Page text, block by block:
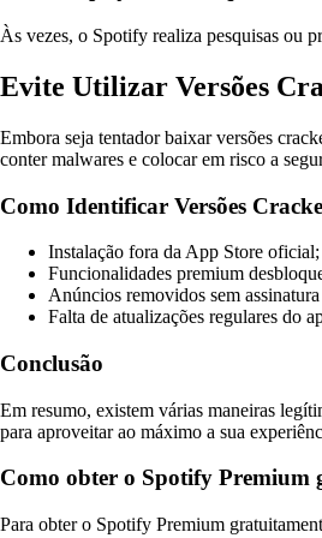
Às vezes, o Spotify realiza pesquisas ou
Evite Utilizar Versões
Embora seja tentador baixar versões
conter malwares e colocar em risco a
Como Identificar Versões
Instalação fora da App Store oficial;
Funcionalidades premium
Anúncios removidos sem
Falta de atualizações regulares do
Conclusão
Em resumo, existem várias maneiras
para aproveitar ao máximo a sua
Como obter o Spotify Premium
Para obter o Spotify Premium